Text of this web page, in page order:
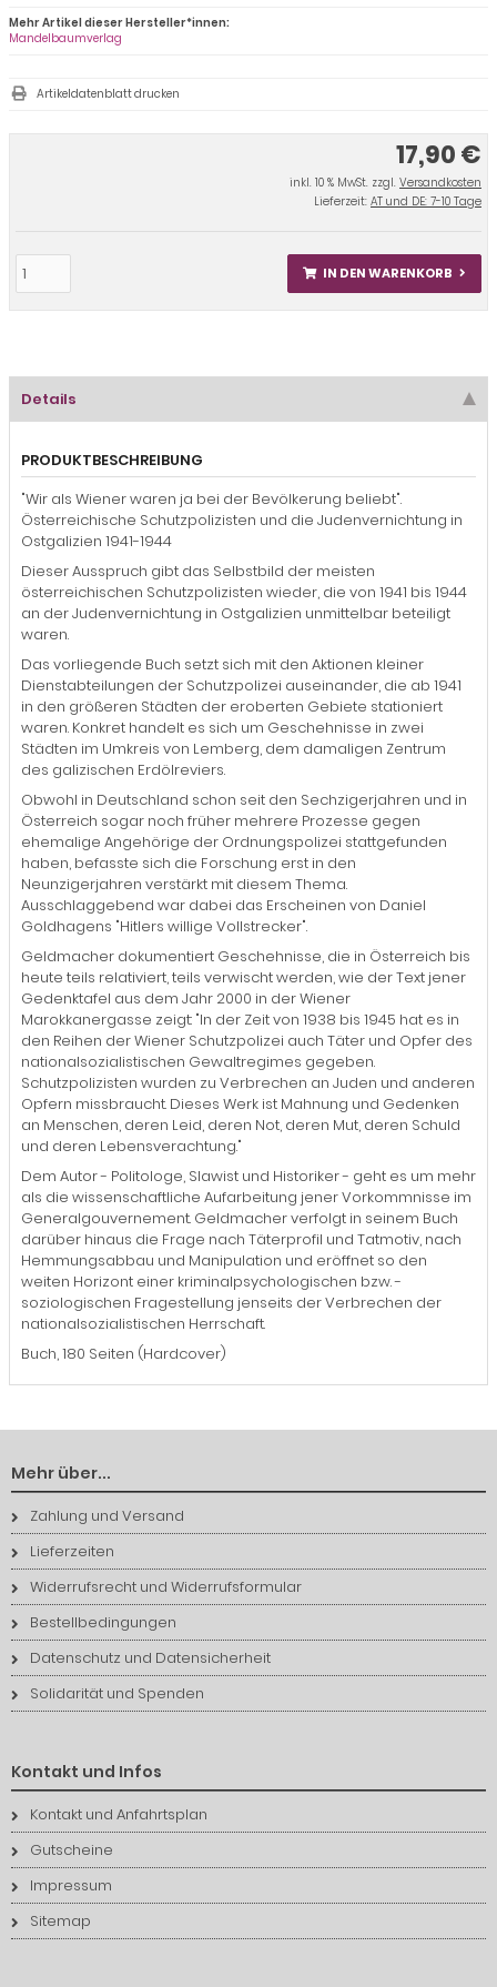
17,90 €
inkl. 10 % MwSt. zzgl. Versandkosten
Lieferzeit: AT und DE: 7-10 Tage
IN DEN WARENKORB
Mehr Artikel dieser Hersteller*innen:
Mandelbaumverlag
Artikeldatenblatt drucken
Details
PRODUKTBESCHREIBUNG
"Wir als Wiener waren ja bei der Bevölkerung beliebt".
Österreichische Schutzpolizisten und die Judenvernichtung in
Ostgalizien 1941-1944
Dieser Ausspruch gibt das Selbstbild der meisten
österreichischen Schutzpolizisten wieder, die von 1941 bis 1944
an der Judenvernichtung in Ostgalizien unmittelbar beteiligt
waren.
Das vorliegende Buch setzt sich mit den Aktionen kleiner
Dienstabteilungen der Schutzpolizei auseinander, die ab 1941
in den größeren Städten der eroberten Gebiete stationiert
waren. Konkret handelt es sich um Geschehnisse in zwei
Städten im Umkreis von Lemberg, dem damaligen Zentrum
des galizischen Erdölreviers.
Obwohl in Deutschland schon seit den Sechzigerjahren und in
Österreich sogar noch früher mehrere Prozesse gegen
ehemalige Angehörige der Ordnungspolizei stattgefunden
haben, befasste sich die Forschung erst in den
Neunzigerjahren verstärkt mit diesem Thema.
Ausschlaggebend war dabei das Erscheinen von Daniel
Goldhagens "Hitlers willige Vollstrecker".
Geldmacher dokumentiert Geschehnisse, die in Österreich bis
heute teils relativiert, teils verwischt werden, wie der Text jener
Gedenktafel aus dem Jahr 2000 in der Wiener
Marokkanergasse zeigt: "In der Zeit von 1938 bis 1945 hat es in
den Reihen der Wiener Schutzpolizei auch Täter und Opfer des
nationalsozialistischen Gewaltregimes gegeben.
Schutzpolizisten wurden zu Verbrechen an Juden und anderen
Opfern missbraucht. Dieses Werk ist Mahnung und Gedenken
an Menschen, deren Leid, deren Not, deren Mut, deren Schuld
und deren Lebensverachtung."
Dem Autor - Politologe, Slawist und Historiker - geht es um mehr
als die wissenschaftliche Aufarbeitung jener Vorkommnisse im
Generalgouvernement. Geldmacher verfolgt in seinem Buch
darüber hinaus die Frage nach Täterprofil und Tatmotiv, nach
Hemmungsabbau und Manipulation und eröffnet so den
weiten Horizont einer kriminalpsychologischen bzw. -
soziologischen Fragestellung jenseits der Verbrechen der
nationalsozialistischen Herrschaft.
Buch, 180 Seiten (Hardcover)
Mehr über...
Zahlung und Versand
Lieferzeiten
Widerrufsrecht und Widerrufsformular
Bestellbedingungen
Datenschutz und Datensicherheit
Solidarität und Spenden
Kontakt und Infos
Kontakt und Anfahrtsplan
Gutscheine
Impressum
Sitemap